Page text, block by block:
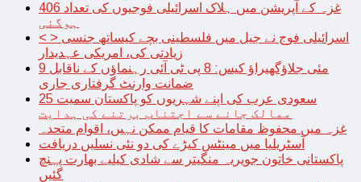
غزہ کے آپریشن میں ہلاک اسرائیلی فوجیوں کی تعداد 406
ہوگئی
< > اسرائیلی فوج نے جیل میں فلسطینی بچے کیساتھ جنسی
زیادتی کی، امریکی عہدیدار
9 مئی جلاؤگھیراؤ کیس: 8 پی ٹی آئی رہنماؤں کے ناقابل
ضمانت وارنٹ گرفتاری جاری
سعودی عرب کی اپنے شہریوں کو پاکستان سمیت 25
ممالک جانے سے اجتناب برتنے کی ہدایت
غزہ میں محفوظ مقامات کا قیام ممکن نہیں، اقوام متحدہ
آسٹریلیا میں مینٹس کیڑے کی دو نئی نسلیں دریافت
پاکستانی خاتون جویریہ منگیتر سے شادی کیلیے بھارت پہنچ
گئیں